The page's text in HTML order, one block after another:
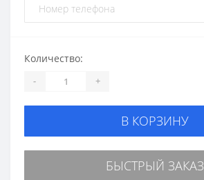
Количество:
- +
В КОРЗИНУ
БЫСТРЫЙ ЗАКАЗ